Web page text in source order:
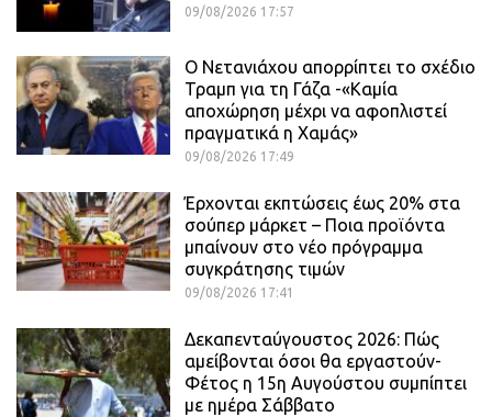
09/08/2026 17:57
Ο Νετανιάχου απορρίπτει το σχέδιο
Τραμπ για τη Γάζα -«Καμία
αποχώρηση μέχρι να αφοπλιστεί
πραγματικά η Χαμάς»
09/08/2026 17:49
Έρχονται εκπτώσεις έως 20% στα
σούπερ μάρκετ – Ποια προϊόντα
μπαίνουν στο νέο πρόγραμμα
συγκράτησης τιμών
09/08/2026 17:41
Δεκαπενταύγουστος 2026: Πώς
αμείβονται όσοι θα εργαστούν-
Φέτος η 15η Αυγούστου συμπίπτει
με ημέρα Σάββατο